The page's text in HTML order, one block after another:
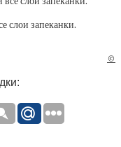
слои запеканки.
©